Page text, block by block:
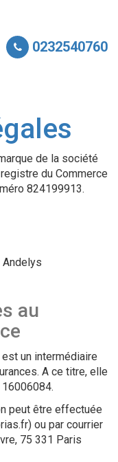
0232540760
de la société
du Commerce
824199913.
au
est un intermédiaire
A ce titre, elle
peut être effectuée
ou par courrier
75 331 Paris